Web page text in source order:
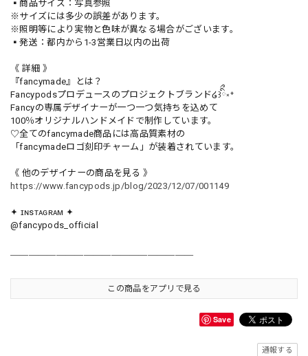
▪️商品サイズ：写真参照
※サイズには多少の誤差があります。
※照明等により実物と色味が異なる場合がございます。
▪️発送：都内から1-3営業日以内の出荷
《 詳細 》
『fancymade』とは？
Fancypodsプロデュースのプロジェクトブランド໒꒱ིྀ༝⁺
Fancyの専属デザイナーが一つ一つ気持ちを込めて
100％オリジナルハンドメイドで制作しています。
♡全てのfancymade商品には高品質素材の
「fancymadeロゴ刻印チャーム」が装着されています。
《 他のデザイナーの商品を見る 》
https://www.fancypods.jp/blog/2023/12/07/001149
✦ ɪɴsᴛᴀɢʀᴀᴍ ✦
@fancypods_official
この商品をアプリで見る
Save
通報する